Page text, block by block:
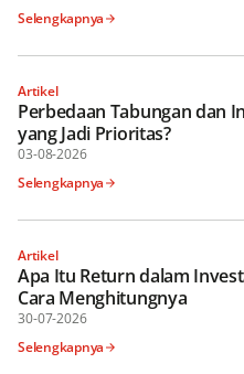
Selengkapnya
Artikel
Perbedaan Tabungan dan
yang Jadi Prioritas?
03-08-2026
Selengkapnya
Artikel
Apa Itu Return dalam
Cara Menghitungnya
30-07-2026
Selengkapnya